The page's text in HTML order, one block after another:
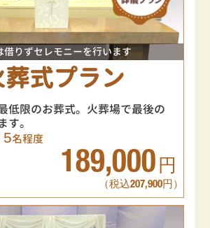
借りずセレモニーを行います
葬式プラン
低限のお葬式。火葬場で最後の
す。
5名程度
189,000 円
（税込207,900円）